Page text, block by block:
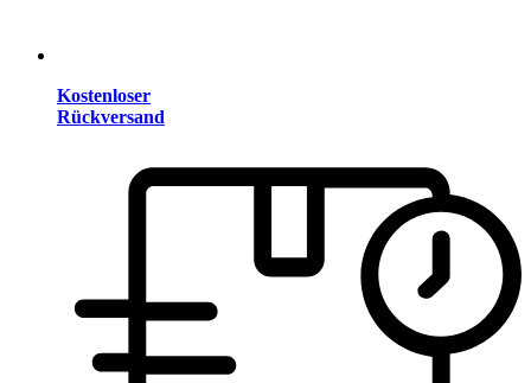
Kostenloser
Rückversand